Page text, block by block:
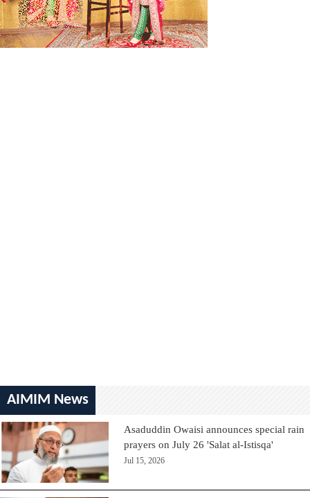
AIMIM News
Asaduddin Owaisi announces special rain
prayers on July 26 'Salat al-Istisqa'
Jul 15, 2026